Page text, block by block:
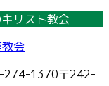
リスト教会
274-1370〒242-